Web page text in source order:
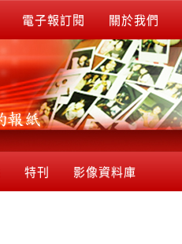
電子報訂閱 關於我們
特刊 影像資料庫